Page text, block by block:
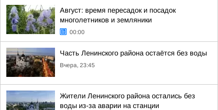
Август: время пересадок и посадок
многолетников и земляники
00:00
Часть Ленинского района остаётся без воды
Вчера, 23:45
Жители Ленинского района остались без
воды из-за аварии на станции